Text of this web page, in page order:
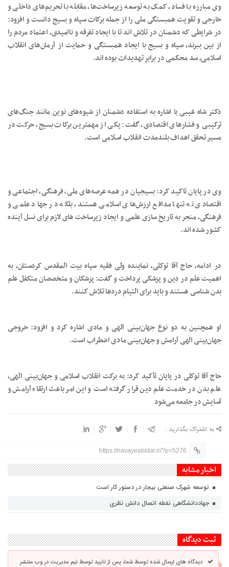
وی مبارزه با فساد، کمک به توسعه زیرساخت‌ها، مقابله با تحریم‌های داخلی و
خارجی و تقویت همبستگی ملی را از جمله برکات سپاه و بسیج دانست و افزود:
در شرایطی که دشمنان در تلاش اند تا با ایجاد تفرقه و ناامیدی، اعتماد مردم را
از بین ببرند، سپاه و بسیج با ایجاد همبستگی و حمایت از آرمان‌های انقلاب
اسلامی، سد محکمی در برابر تهدیدات بوده اند.
دکتر شاه غیبی با اشاره به استفاده دشمنان از شیوه‌های نوین مانند جنگ‌های
ترکیبی و فشارهای اقتصادی، گفت: یکی از مهمترین برکات بسیج، حرکت در
مسیر تحقق اهداف بلندمدت انقلاب اسلامی است.
وی در پایان تاکید کرد: بسیجیان در همه عرصه‌های ملی، فرهنگی، اجتماعی و
اقتصادی نه تنها مدافع ارزش‌های اسلامی هستند، بلکه در جهاد علمی و
فرهنگی، منجر به تاریخ سازی علمی و ایجاد زیرساخت های لازم برای نسل آینده
کشور شده اند.
در ادامه، حاج آقا توکلی، نماینده ولی فقیه سپاه بیت المقدس کردستان، به
اهمیت علم در دین و پزشکی پرداخت و گفت: پزشکان و متخصصان متکفل علم
بدن شناسی هستند و باید برای التیام دردها تلاش کنند.
او همچنین به دو نوع جهان‌بینی الهی و مادی اشاره کرد و افزود: خروجی
جهان‌بینی الهی آرامش و جهان‌بینی مادی اضطراب است.
حاج آقا توکلی در پایان تأکید کرد: به برکت انقلاب اسلامی و جهان‌بینی الهی،
علم بدن در خدمت علم دین قرار گرفته است و این امر باعث ارتقاء آرامش و
آسایش در جامعه می‌شود
به اشتراک بگذارید :
https://navayeabidar.ir/?p=5276
اخبار مشابه
توسعه شهرک صنعتی بیجار در دستور کار است
جهاددانشگاهی نقطه اتصال دانش نظری
ثبت دیدگاه
دیدگاه های ارسال شده توسط شما، پس از تایید توسط تیم مدیریت در وب منتشر